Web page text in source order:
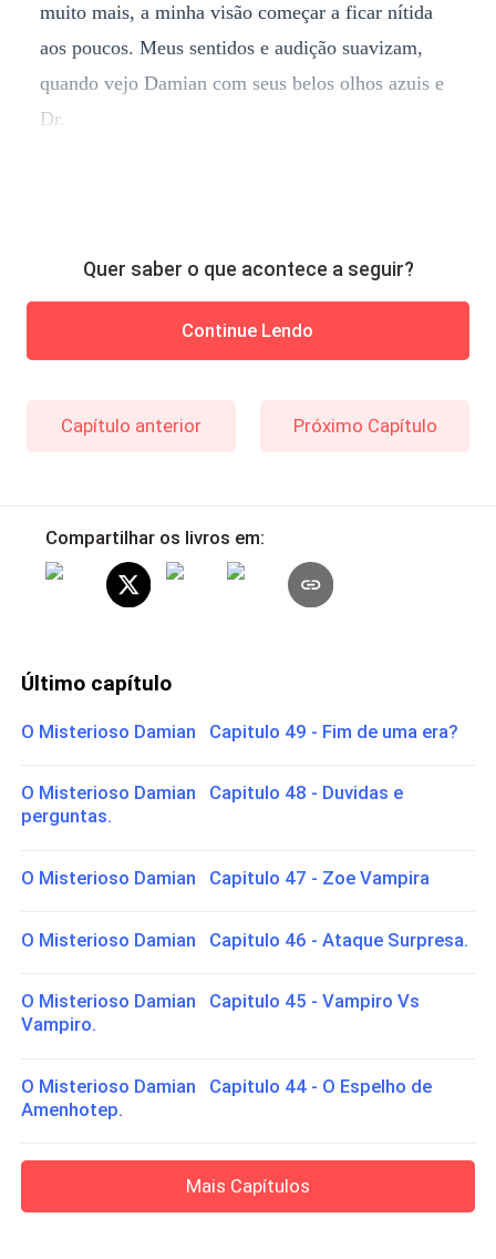
muito mais, a minha visão começar a ficar nítida
aos poucos. Meus sentidos e audição suavizam,
quando vejo Damian com seus belos olhos azuis e
Dr.
Quer saber o que acontece a seguir?
Continue Lendo
Capítulo anterior Próximo Capítulo
Compartilhar os livros em:
Último capítulo
O Misterioso Damian Capitulo 49 - Fim de uma era?
O Misterioso Damian Capitulo 48 - Duvidas e
perguntas.
O Misterioso Damian Capitulo 47 - Zoe Vampira
O Misterioso Damian Capitulo 46 - Ataque Surpresa.
O Misterioso Damian Capitulo 45 - Vampiro Vs
Vampiro.
O Misterioso Damian Capitulo 44 - O Espelho de
Amenhotep.
Mais Capítulos